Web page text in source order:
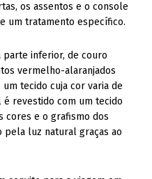
os assentos e o console
um tratamento específico.
parte inferior, de couro
vermelho-alaranjados
tecido cuja cor varia de
é revestido com um tecido
cores e o grafismo dos
pela luz natural graças ao